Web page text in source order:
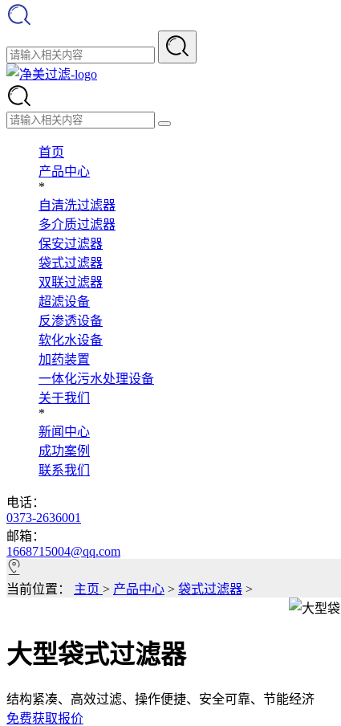
首页
产品中心
*
自清洗过滤器
多介质过滤器
保安过滤器
袋式过滤器
双联过滤器
超滤设备
反渗透设备
软化水设备
加药装置
一体化污水处理设备
关于我们
*
新闻中心
成功案例
联系我们
电话：
0373-2636001
邮箱：
1668715004@qq.com
当前位置： 主页 > 产品中心 > 袋式过滤器 >
大型袋式过滤器
结构紧凑、高效过滤、操作便捷、安全可靠、节能经济
免费获取报价